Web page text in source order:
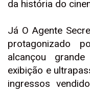
da história do
Já O Agente
protagonizado
alcançou
exibição e
ingressos